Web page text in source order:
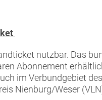
nutzbar. Das
Abonnement
im Verbundgebiet
Nienburg/Weser